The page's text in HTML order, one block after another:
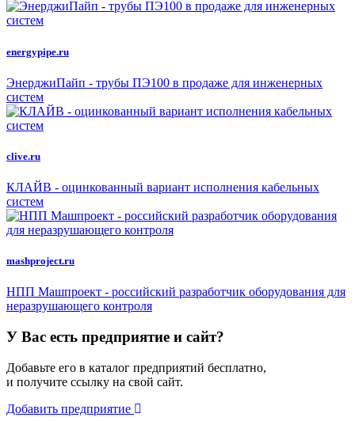
energypipe.ru
ЭнерджиПайп - трубы ПЭ100 в продаже для инженерных
систем
clive.ru
КЛАЙВ - оцинкованный вариант исполнения кабельных
систем
mashproject.ru
НПП Машпроект - российский разработчик оборудования для
неразрушающего контроля
У Вас есть предприятие и сайт?
Добавьте его в каталог предприятий бесплатно,
и получите ссылку на свой сайт.
Добавить предприятие